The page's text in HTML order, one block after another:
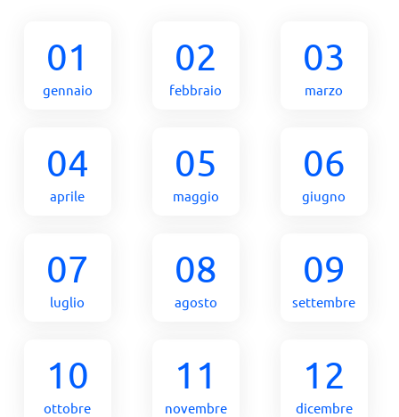
01
gennaio
02
febbraio
03
marzo
04
aprile
05
maggio
06
giugno
07
luglio
08
agosto
09
settembre
10
ottobre
11
novembre
12
dicembre